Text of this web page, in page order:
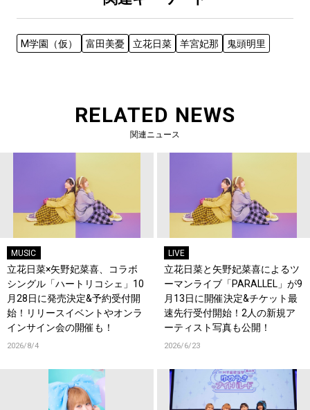
M学園（仮） 富田美憂 立花日菜 羊宮妃那 鬼頭明里
RELATED NEWS
関連ニュース
MUSIC
立花日菜×矢野妃菜喜、コラボ
シングル「ハートリコシェ」10
月28日に発売決定&予約受付開
始！リリースイベントやオンラ
インサイン会の開催も！
2026/8/4
LIVE
立花日菜と矢野妃菜喜によるツ
ーマンライブ「PARALLEL」が9
月13日に開催決定&チケット最
速先行受付開始！2人の新規ア
ーティスト写真も公開！
2026/6/23